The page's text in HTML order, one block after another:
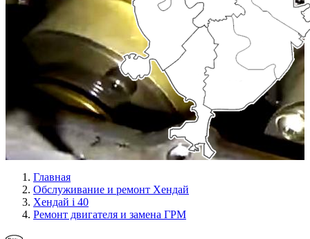
Главная
Обслуживание и ремонт Хендай
Хендай i 40
Ремонт двигателя и замена ГРМ